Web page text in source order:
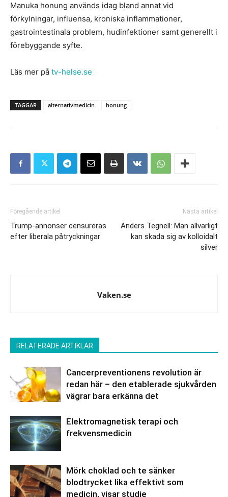
Manuka honung används idag bland annat vid
förkylningar, influensa, kroniska inflammationer,
gastrointestinala problem, hudinfektioner samt generellt i
förebyggande syfte.
Läs mer på tv-helse.se
TAGGAR alternativmedicin honung
Föregående artikel
Trump-annonser censureras
efter liberala påtryckningar
Nästa artikel
Anders Tegnell: Man allvarligt
kan skada sig av kolloidalt
silver
Vaken.se
RELATERADE ARTIKLAR
Cancerpreventionens revolution är
redan här – den etablerade sjukvården
vägrar bara erkänna det
Elektromagnetisk terapi och
frekvensmedicin
Mörk choklad och te sänker
blodtrycket lika effektivt som
medicin, visar studie